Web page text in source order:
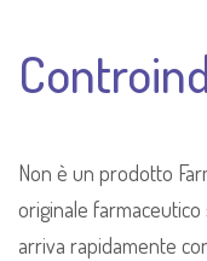
Non è un prodotto
originale farmaceutico
arriva rapidamente